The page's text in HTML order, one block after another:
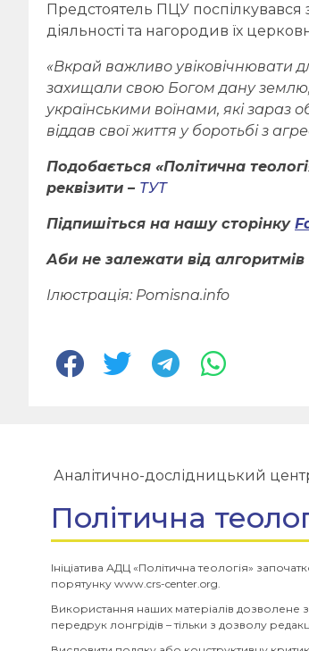
Предстоятель ПЦУ поспілкувався
діяльності та нагородив їх
«Вкрай важливо увіковічнювати
захищали свою Богом дану
українськими воїнами, які зараз
віддав свої життя у боротьбі з
Подобається «Політична
реквізити – ТУТ
Підпишіться на нашу сторінку
Аби не залежати від
Ілюстрація: Pomisna.info
Аналітично-дослідницький
Політична
Ініціатива АДЦ «Політична теологія»
порятунку www.crs-center.org.
Використання наших матеріалів дозволене
передрук лонгрідів – тільки з дозволу